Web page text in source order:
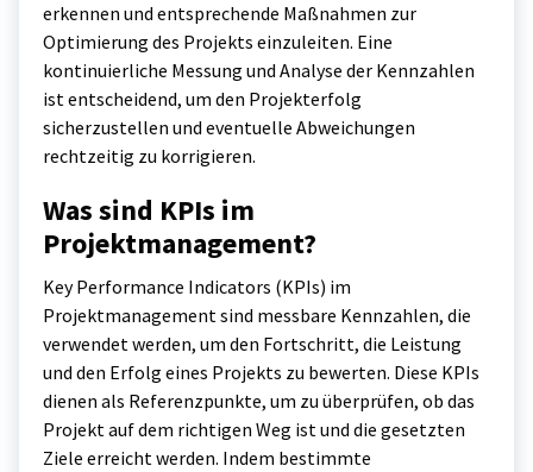
erkennen und entsprechende Maßnahmen zur
Optimierung des Projekts einzuleiten. Eine
kontinuierliche Messung und Analyse der Kennzahlen
ist entscheidend, um den Projekterfolg
sicherzustellen und eventuelle Abweichungen
rechtzeitig zu korrigieren.
Was sind KPIs im
Projektmanagement?
Key Performance Indicators (KPIs) im
Projektmanagement sind messbare Kennzahlen, die
verwendet werden, um den Fortschritt, die Leistung
und den Erfolg eines Projekts zu bewerten. Diese KPIs
dienen als Referenzpunkte, um zu überprüfen, ob das
Projekt auf dem richtigen Weg ist und die gesetzten
Ziele erreicht werden. Indem bestimmte